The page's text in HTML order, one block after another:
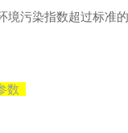
境污染指数超过标准
数